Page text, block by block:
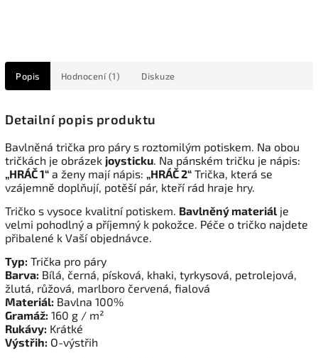
Popis Hodnocení (1) Diskuze
Detailní popis produktu
Bavlněná trička pro páry s roztomilým potiskem. Na obou
tričkách je obrázek joysticku. Na pánském tričku je nápis:
„HRÁČ 1“ a ženy mají nápis: „HRÁČ 2“ Trička, která se
vzájemně doplňují, potěší pár, kteří rád hraje hry.
Tričko s vysoce kvalitní potiskem. Bavlněný materiál je
velmi pohodlný a příjemný k pokožce. Péče o tričko najdete
přibalené k Vaší objednávce.
Typ: Trička pro páry
Barva: Bílá, černá, písková, khaki, tyrkysová, petrolejová,
žlutá, růžová, marlboro červená, fialová
Materiál: Bavlna 100%
Gramáž: 160 g / m²
Rukávy: Krátké
Výstřih: O-výstřih